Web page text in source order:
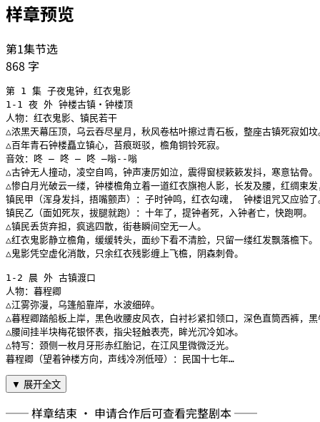
样章预览
第1集节选
868 字
第 1 集 子夜鬼钟，红衣鬼影
1-1 夜 外 钟楼古镇・钟楼顶
人物：红衣鬼影、镇民若干
△浓黑天幕压顶，乌云吞尽星月，秋风卷枯叶擦过青石板，整座古镇死寂如坟
△百年青石钟楼矗立镇心，苔痕斑驳，檐角铜铃死寂。
音效：咚 — 咚 — 咚 —嗡--嗡
△古钟无人撞动，凌空自鸣，钟声凄厉如泣，震得窗棂簌簌发抖，寒意钻骨。
△惨白月光破云一缕，钟楼檐角立着一道红衣旗袍人影，长发及腰，红绸束
镇民甲（浑身发抖，捂嘴颤声）：子时钟鸣，红衣勾魂， 钟楼诅咒又应验了
镇民乙（面如死灰，拔腿就跑）：十年了，提钟者死，入钟者亡，快跑啊。
△镇民丢货弃担，疯逃四散，街巷瞬间空无一人。
△红衣鬼影静立檐角，缓缓转头，面纱下看不清脸，只留一缕红发飘落檐下。
△鬼影凭空虚化消散，只余红衣残影缠上飞檐，阴森刺骨。
1-2 晨 外 古镇渡口
人物：暮程卿
△江雾弥漫，乌篷船靠岸，水波细碎。
△暮程卿踏船板上岸，黑色收腰皮风衣，白衬衫紧扣领口，深色直筒西裤，
△腰间挂半块梅花银怀表，指尖轻触表壳，眸光沉冷如冰。
△特写：颈侧一枚月牙形赤红胎记，在江风里微微泛光。
暮程卿（望着钟楼方向，声线冷冽低哑）：民国十七年…
▼ 展开全文
── 样章结束 · 申请合作后可查看完整剧本 ──